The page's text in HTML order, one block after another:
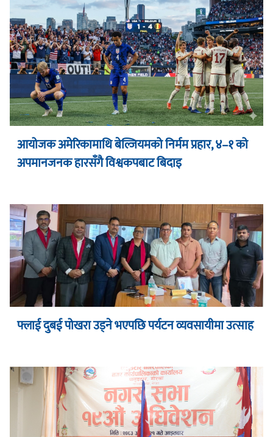
आयोजक अमेरिकामाथि बेल्जियमको निर्मम प्रहार, ४–१ को
अपमानजनक हारसँगै विश्वकपबाट बिदाइ
फ्लाई दुबई पोखरा उड्ने भएपछि पर्यटन व्यवसायीमा उत्साह